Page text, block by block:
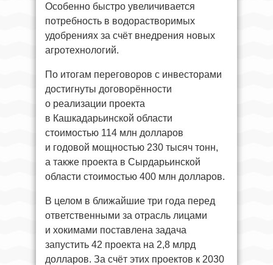
Особенно быстро увеличивается
потребность в водорастворимых
удобрениях за счёт внедрения новых
агротехнологий.
По итогам переговоров с инвесторами
достигнуты договорённости
о реализации проекта
в Кашкадарьинской области
стоимостью 114 млн долларов
и годовой мощностью 230 тысяч тонн,
а также проекта в Сырдарьинской
области стоимостью 400 млн долларов.
В целом в ближайшие три года перед
ответственными за отрасль лицами
и хокимами поставлена задача
запустить 42 проекта на 2,8 млрд
долларов. За счёт этих проектов к 2030